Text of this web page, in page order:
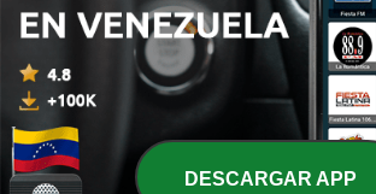
469 -
Here to stay I Ft. Sjoerd Mossou I De
Beste I S05E75
18 mayo 2026
- De Galácticos I Ft. Mounir Boualin I
Beste I S05E74
14 mayo 2026 DESCARGAR APP